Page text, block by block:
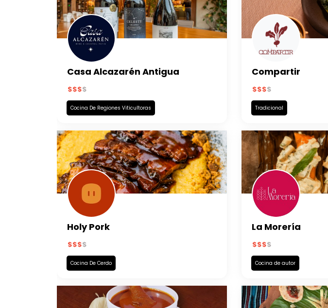
Casa Alcazarén Antigua
Cocina De Regiones Viticultoras
Compartir
Tradicional
Holy Pork
Cocina De Cerdo
La Morería
Cocina de autor